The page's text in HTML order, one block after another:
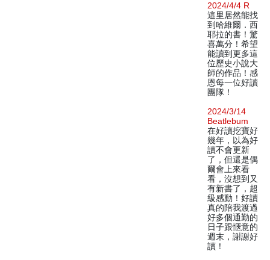
2024/4/4 R
這里居然能找
到哈維爾．西
耶拉的書！驚
喜萬分！希望
能讀到更多這
位歷史小說大
師的作品！感
恩每一位好讀
團隊！
2024/3/14
Beatlebum
在好讀挖寶好
幾年，以為好
讀不會更新
了，但還是偶
爾會上來看
看，沒想到又
有新書了，超
級感動！好讀
真的陪我渡過
好多個通勤的
日子跟愜意的
週末，謝謝好
讀！